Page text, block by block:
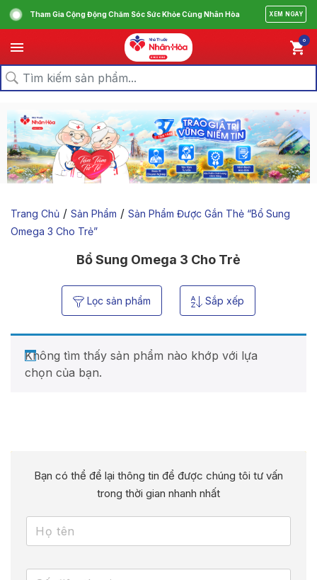
Tham Gia Cộng Động Chăm Sóc Sức Khỏe Cùng Nhân Hòa XEM NGAY
0
Trang Chủ / Sản Phẩm / Sản Phẩm Được Gắn Thẻ “bổ Sung
Omega 3 Cho Trẻ”
Bổ Sung Omega 3 Cho Trẻ
Lọc sản phẩm Sắp xếp
Không tìm thấy sản phẩm nào khớp với lựa
chọn của bạn.
Bạn có thể để lại thông tin để được chúng tôi tư vấn
trong thời gian nhanh nhất